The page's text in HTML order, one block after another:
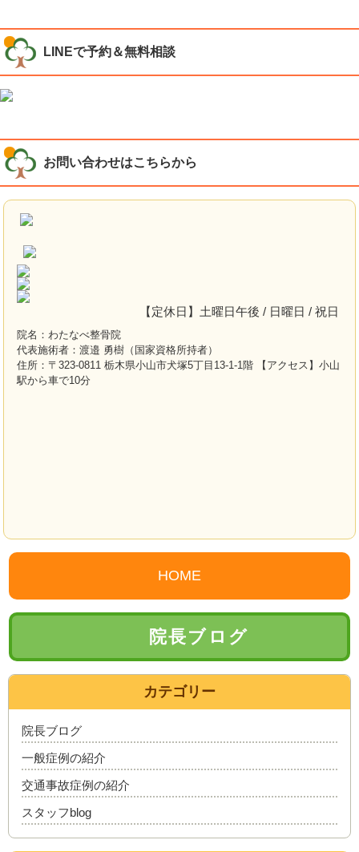
LINEで予約＆無料相談
お問い合わせはこちらから
【定休日】土曜日午後 / 日曜日 / 祝日
院名：わたなべ整骨院
代表施術者：渡邉 勇樹（国家資格所持者）
住所：〒323-0811 栃木県小山市犬塚5丁目13-1-1階 【アクセス】小山
駅から車で10分
HOME
院長ブログ
カテゴリー
院長ブログ
一般症例の紹介
交通事故症例の紹介
スタッフblog